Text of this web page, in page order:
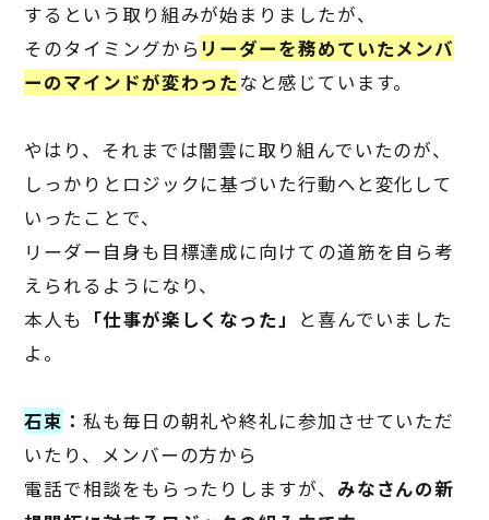
するという取り組みが始まりましたが、
そのタイミングから リーダーを務めていたメンバ
ーのマインドが変わったなと感じています。
やはり、それまでは闇雲に取り組んでいたのが、
しっかりとロジックに基づいた行動へと変化して
いったことで、
リーダー自身も目標達成に向けての道筋を自ら考
えられるようになり、
本人も 「仕事が楽しくなった」
と喜んでいました
よ。
石束 ：私も毎日の朝礼や終礼に参加させていただ
いたり、メンバーの方から
電話で相談をもらったりしますが、 みなさんの新